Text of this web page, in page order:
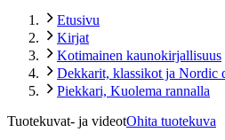
Etusivu
Kirjat
Kotimainen kaunokirjallisuus
Dekkarit, klassikot ja Nordic
Piekkari, Kuolema rannalla
Tuotekuvat- ja videotOhita tuotekuva